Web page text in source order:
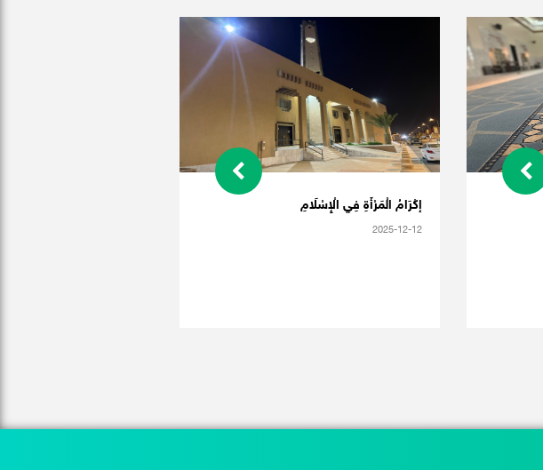
إكْرَامُ الْمَرْأَةِ فِي الْإِسْلَامِ
2025-12-12